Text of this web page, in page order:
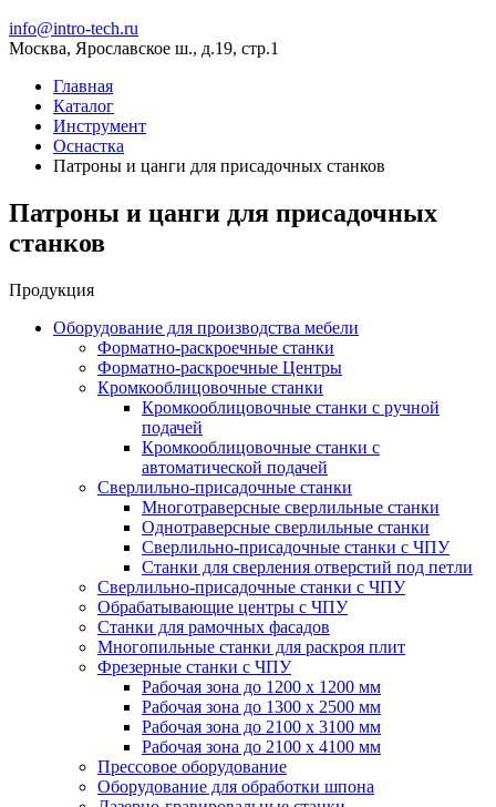
info@intro-tech.ru
Москва, Ярославское ш., д.19, стр.1
Главная
Каталог
Инструмент
Оснастка
Патроны и цанги для присадочных станков
Патроны и цанги для присадочных
станков
Продукция
Оборудование для производства мебели
Форматно-раскроечные станки
Форматно-раскроечные Центры
Кромкооблицовочные станки
Кромкооблицовочные станки с ручной
подачей
Кромкооблицовочные станки с
автоматической подачей
Сверлильно-присадочные станки
Многотраверсные сверлильные станки
Однотраверсные сверлильные станки
Сверлильно-присадочные станки с ЧПУ
Станки для сверления отверстий под петли
Сверлильно-присадочные станки с ЧПУ
Обрабатывающие центры с ЧПУ
Станки для рамочных фасадов
Многопильные станки для раскроя плит
Фрезерные станки с ЧПУ
Рабочая зона до 1200 х 1200 мм
Рабочая зона до 1300 х 2500 мм
Рабочая зона до 2100 х 3100 мм
Рабочая зона до 2100 х 4100 мм
Прессовое оборудование
Оборудование для обработки шпона